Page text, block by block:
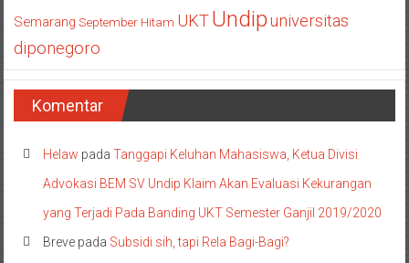
Semarang September Hitam UKTUndipuniversitas
diponegoro
Komentar
Helaw padaTanggapi Keluhan Mahasiswa, Ketua Divisi
Advokasi BEM SV Undip Klaim Akan Evaluasi Kekurangan
yang Terjadi Pada Banding UKT Semester Ganjil 2019/2020
Breve pada Subsidi sih, tapi Rela Bagi-Bagi?